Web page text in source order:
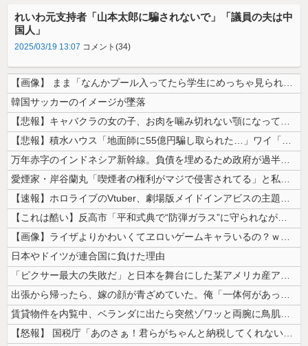
れいわ元支持者「山本太郎に騙されないで」「議員の夫は中
国人」
2025/03/19 13:07 コメント(34)
【画像】 まま「なんかプール入ってたら学生にめっちゃ見られたw」
韓国サッカーのイメージが墜落
【悲報】キャバクラの女の子、お肉を噛み切れない顎になってしまう・・・
【悲報】積水ハウス「地面師に55億円騙し取られた…」ワイ「会社終わった...
万年赤字のインドネシア新幹線。負債を埋めるため政府が過半数の株式を引き...
愛煙家・岸谷蘭丸「喫煙者の権利がマジで侵害されてる」と私見 「いくら税...
【速報】ホロライブのVtuber、劇場版メイドインアビスの主題歌決定w...
【これは酷い】反高市「平和式典で“防弾ガラス”に守られながらスピーチ。...
【画像】ライザよりかわいくてヱロいゲームキャラいるの？ｗｗｗｗｗ
日本やドイツが連合国に負けた理由
「ピクサー最大の失敗だ」と日本を舞台にした某アメリカ産アニメが話題に、...
出張から帰ったら、嫁の顔が青ざめていた。俺「一体何があったんだ？」嫁「...
賃貸物件を内覧中、ベランダに出たら突然ゾワッと両腕に鳥肌が出た。「やっ...
【怒報】 国税庁「あのさぁ！君らがちゃんと納税してくれないとこうなっち...